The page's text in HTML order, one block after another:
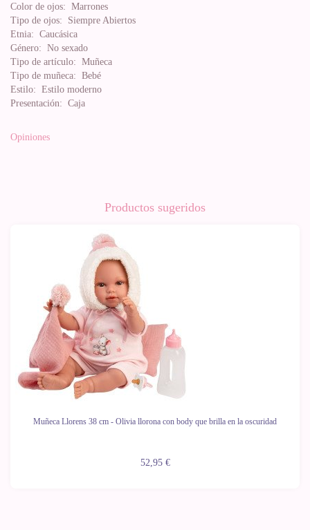
Color de ojos: Marrones
Tipo de ojos: Siempre Abiertos
Etnia: Caucásica
Género: No sexado
Tipo de artículo: Muñeca
Tipo de muñeca: Bebé
Estilo: Estilo moderno
Presentación: Caja
Opiniones
Productos sugeridos
Muñeca Llorens 38 cm - Olivia llorona con body que brilla en la oscuridad
52,95 €